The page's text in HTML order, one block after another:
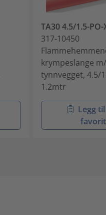
TA30 4.5/1.5-PO-
317-10450
krympeslange
tynnvegget, 4.5/
1.2mtr
Legg